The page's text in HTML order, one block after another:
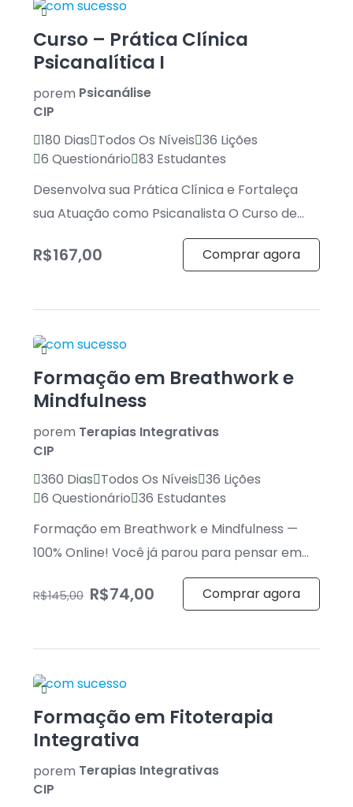
Curso – Prática Clínica
Psicanalítica I
por
CIP
em Psicanálise
180 Dias Todos Os Níveis 36 Lições
6 Questionário 83 Estudantes
Desenvolva sua Prática Clínica e Fortaleça
sua Atuação como Psicanalista O Curso de
Prática Clínica Psicanalítica foi desenvolvido
para estudantes, […]
R$167,00 Comprar agora
Formação em Breathwork e
Mindfulness
por
CIP
em Terapias Integrativas
360 Dias Todos Os Níveis 36 Lições
6 Questionário 36 Estudantes
Formação em Breathwork e Mindfulness —
100% Online! Você já parou para pensar em
como a respiração pode transformar sua […]
R$145,00 R$74,00 Comprar agora
Formação em Fitoterapia
Integrativa
por
CIP
em Terapias Integrativas